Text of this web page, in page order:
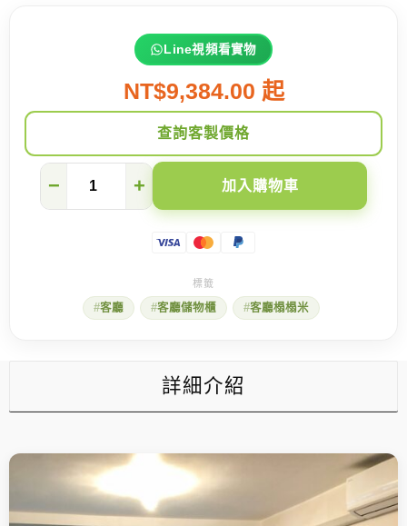
Line視頻看實物
NT$9,384.00 起
查詢客製價格
你
− + 加入購物車
客廳 客廳儲物櫃 客廳榻榻米
詳細介紹